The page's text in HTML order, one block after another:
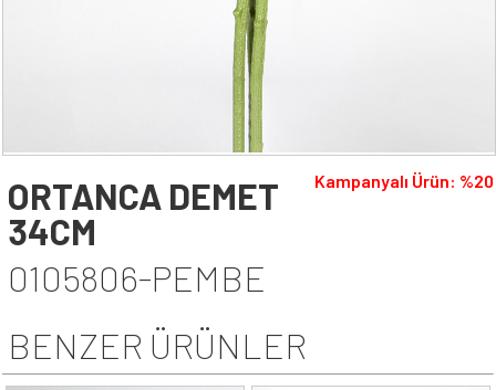
Kampanyalı Ürün: %20
ORTANCA DEMET
34CM
0105806-PEMBE
BENZER ÜRÜNLER